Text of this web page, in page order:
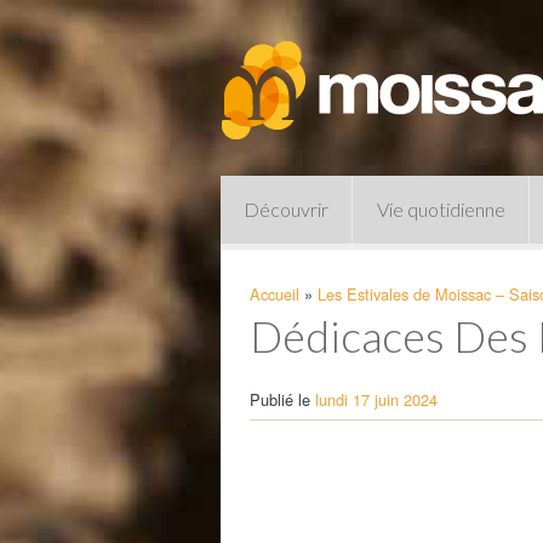
Découvrir Vie quotidienne
Accueil » Les Estivales de Moissac –
Dédicaces Des
Publié le lundi 17 juin 2024